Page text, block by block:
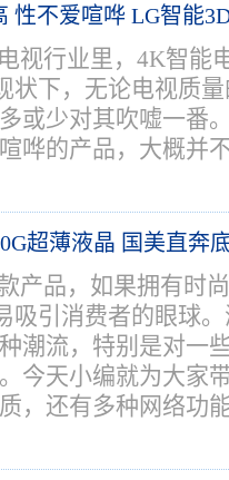
性不爱喧哗 LG智能
视行业里，4K智能
状下，无论电视质
或少对其吹嘘一番
哗的产品，大概并
超薄液晶 国美直奔
产品，如果拥有时
吸引消费者的眼球
潮流，特别是对一
今天小编就为大家
，还有多种网络功